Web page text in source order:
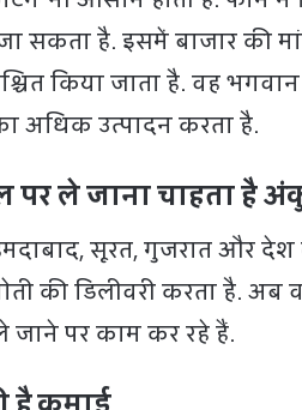
सकता है. इसमें बाजार की
किया जाता है. वह
अधिक उत्पादन करता है.
ले जाना चाहता है
सूरत, गुजरात और
की डिलीवरी करता है. अब
पर काम कर रहे हैं.